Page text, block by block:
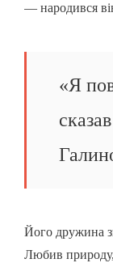
— народився
«Я
Його дружина
Любив природу,